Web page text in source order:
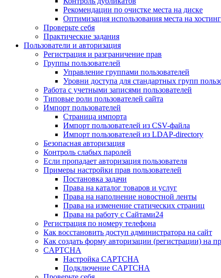
Рекомендации по очистке места на диске
Оптимизация использования места на
Проверьте себя
Практические задания
Пользователи и авторизация
Регистрация и разграничение прав
Группы пользователей
Управление группами пользователей
Уровни доступа для стандартных групп
Работа с учетными записями пользователей
Типовые роли пользователей сайта
Импорт пользователей
Страница импорта
Импорт пользователей из CSV-файла
Импорт пользователей из LDAP-directory
Безопасная авторизация
Контроль слабых паролей
Если пропадает авторизация пользователя
Примеры настройки прав пользователей
Постановка задачи
Права на каталог товаров и услуг
Права на наполнение новостной ленты
Права на изменение статических страниц
Права на работу с Сайтами24
Регистрация по номеру телефона
Как восстановить доступ администратора на сайт
Как создать форму авторизации (регистрации) на
CAPTCHA
Настройка CAPTCHA
Подключение CAPTCHA